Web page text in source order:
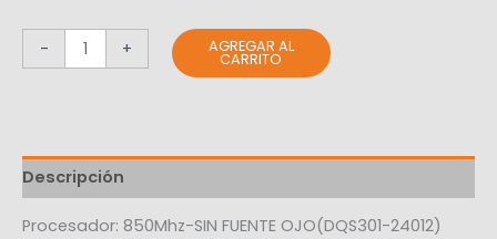
- + AGREGAR AL
CARRITO
Descripción
Procesador: 850Mhz-SIN FUENTE OJO(DQS301-24012)